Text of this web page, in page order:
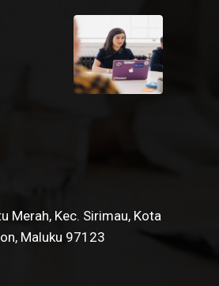
Merah, Kec. Sirimau, Kota
Maluku 97123